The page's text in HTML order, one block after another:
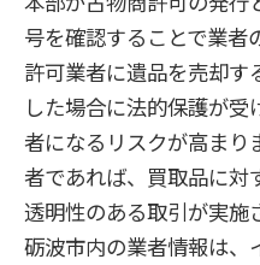
号を確認することで業者
許可業者に遺品を売却す
した場合に法的保護が
者になるリスクが高まり
者であれば、買取品に対
透明性のある取引が実施
砺波市内の業者情報は、